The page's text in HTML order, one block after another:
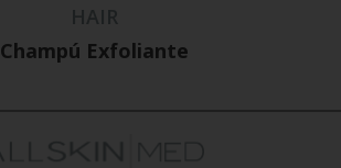
Champú Exfoliante